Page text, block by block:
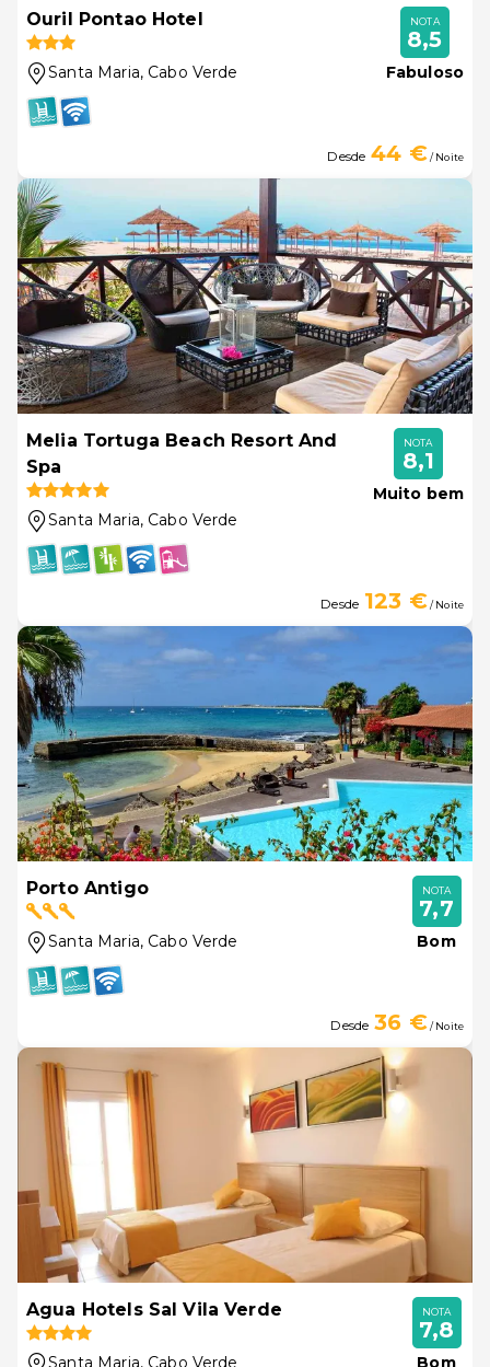
Ouril Pontao Hotel
Santa Maria, Cabo Verde
NOTA
8,5
Fabuloso
Desde 44 €/ Noite
Melia Tortuga Beach Resort And
Spa
Santa Maria, Cabo Verde
NOTA
8,1
Muito bem
Desde 123 €/ Noite
Porto Antigo
Santa Maria, Cabo Verde
NOTA
7,7
Bom
Desde 36 €/ Noite
Agua Hotels Sal Vila Verde
Santa Maria, Cabo Verde
NOTA
7,8
Bom